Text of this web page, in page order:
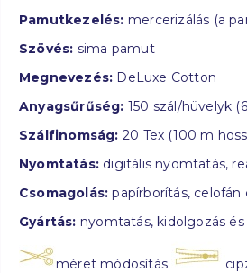
Pamutkezelés: mercerizálás (a
Szövés: sima pamut
Megnevezés: DeLuxe Cotton
Anyagsűrűség: 150 szál/hüvelyk
Szálfinomság: 20 Tex (100 m
Nyomtatás: digitális nyomtatás,
Csomagolás: papírborítás, celofán
Gyártás: nyomtatás, kidolgozás és
méret módosítás